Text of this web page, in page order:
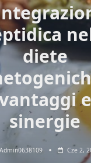
diete
e
sinergie
Admin0638109 Cze 2,